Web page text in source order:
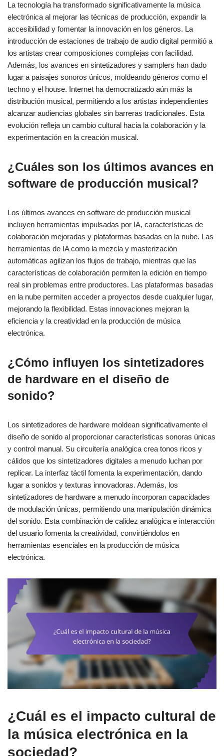
La tecnología ha transformado significativamente la música
electrónica al mejorar las técnicas de producción, expandir la
accesibilidad y fomentar la innovación en los géneros. La
introducción de estaciones de trabajo de audio digital permitió a
los artistas crear composiciones complejas con facilidad.
Además, los avances en sintetizadores y samplers han dado
lugar a paisajes sonoros únicos, moldeando géneros como el
techno y el house. Internet ha democratizado aún más la
distribución musical, permitiendo a los artistas independientes
alcanzar audiencias globales sin barreras tradicionales. Esta
evolución refleja un cambio cultural hacia la colaboración y la
experimentación en la creación musical.
¿Cuáles son los últimos avances en
software de producción musical?
Los últimos avances en software de producción musical
incluyen herramientas impulsadas por IA, características de
colaboración mejoradas y plataformas basadas en la nube. Las
herramientas de IA como la mezcla y masterización
automáticas agilizan los flujos de trabajo, mientras que las
características de colaboración permiten la edición en tiempo
real sin problemas entre productores. Las plataformas basadas
en la nube permiten acceder a proyectos desde cualquier lugar,
mejorando la flexibilidad. Estas innovaciones mejoran la
eficiencia y la creatividad en la producción de música
electrónica.
¿Cómo influyen los sintetizadores
de hardware en el diseño de
sonido?
Los sintetizadores de hardware moldean significativamente el
diseño de sonido al proporcionar características sonoras únicas
y control manual. Su circuitería analógica crea tonos ricos y
cálidos que los sintetizadores digitales a menudo luchan por
replicar. La interfaz táctil fomenta la experimentación, dando
lugar a sonidos y texturas innovadoras. Además, los
sintetizadores de hardware a menudo incorporan capacidades
de modulación únicas, permitiendo una manipulación dinámica
del sonido. Esta combinación de calidez analógica e interacción
del usuario fomenta la creatividad, convirtiéndolos en
herramientas esenciales en la producción de música
electrónica.
¿Cuál es el impacto cultural de
la música electrónica en la
sociedad?